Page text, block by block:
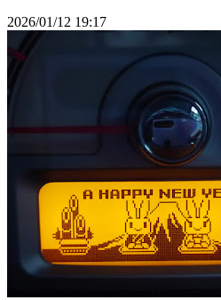
2026/01/12 19:17